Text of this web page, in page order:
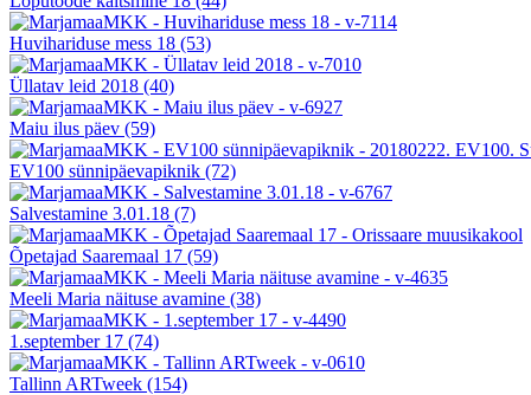
Huvihariduse mess 18 (53)
Üllatav leid 2018 (40)
Maiu ilus päev (59)
EV100 sünnipäevapiknik (72)
Salvestamine 3.01.18 (7)
Õpetajad Saaremaal 17 (59)
Meeli Maria näituse avamine (38)
1.september 17 (74)
Tallinn ARTweek (154)